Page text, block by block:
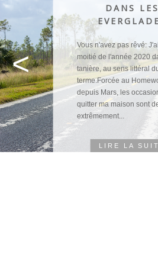
DANS LES
Vous n'avez pas rêvé:
moitié de l'année 2020
tanière, au sens littéral
terme.Forcée au
depuis Mars, les
quitter ma maison sont
extrêmement...
LIRE LA
<